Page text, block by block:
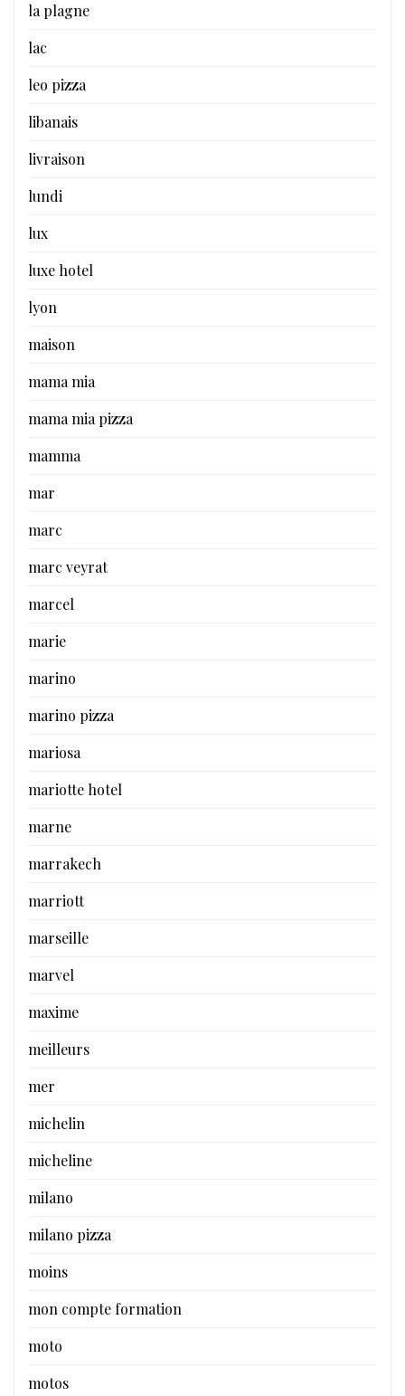
la plagne
lac
leo pizza
libanais
livraison
lundi
lux
luxe hotel
lyon
maison
mama mia
mama mia pizza
mamma
mar
marc
marc veyrat
marcel
marie
marino
marino pizza
mariosa
mariotte hotel
marne
marrakech
marriott
marseille
marvel
maxime
meilleurs
mer
michelin
micheline
milano
milano pizza
moins
mon compte formation
moto
motos